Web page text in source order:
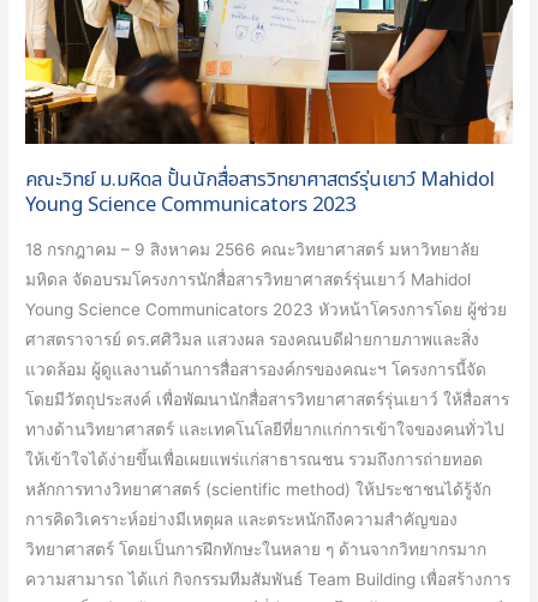
คณะวิทย์ ม.มหิดล ปั้นนักสื่อสารวิทยาศาสตร์รุ่นเยาว์ Mahidol
Young Science Communicators 2023
18 กรกฎาคม – 9 สิงหาคม 2566 คณะวิทยาศาสตร์ มหาวิทยาลัย
มหิดล จัดอบรมโครงการนักสื่อสารวิทยาศาสตร์รุ่นเยาว์ Mahidol
Young Science Communicators 2023 หัวหน้าโครงการโดย ผู้ช่วย
ศาสตราจารย์ ดร.ศศิวิมล แสวงผล รองคณบดีฝ่ายกายภาพและสิ่ง
แวดล้อม ผู้ดูแลงานด้านการสื่อสารองค์กรของคณะฯ โครงการนี้จัด
โดยมีวัตถุประสงค์ เพื่อพัฒนานักสื่อสารวิทยาศาสตร์รุ่นเยาว์ ให้สื่อสาร
ทางด้านวิทยาศาสตร์ และเทคโนโลยีที่ยากแก่การเข้าใจของคนทั่วไป
ให้เข้าใจได้ง่ายขึ้นเพื่อเผยแพร่แก่สาธารณชน รวมถึงการถ่ายทอด
หลักการทางวิทยาศาสตร์ (scientific method) ให้ประชาชนได้รู้จัก
การคิดวิเคราะห์อย่างมีเหตุผล และตระหนักถึงความสำคัญของ
วิทยาศาสตร์ โดยเป็นการฝึกทักษะในหลาย ๆ ด้านจากวิทยากรมาก
ความสามารถ ได้แก่ กิจกรรมทีมสัมพันธ์ Team Building เพื่อสร้างการ
วิทยาศาสตร์
รุ่น
เยาว์
Mahidol
Young
Communicators